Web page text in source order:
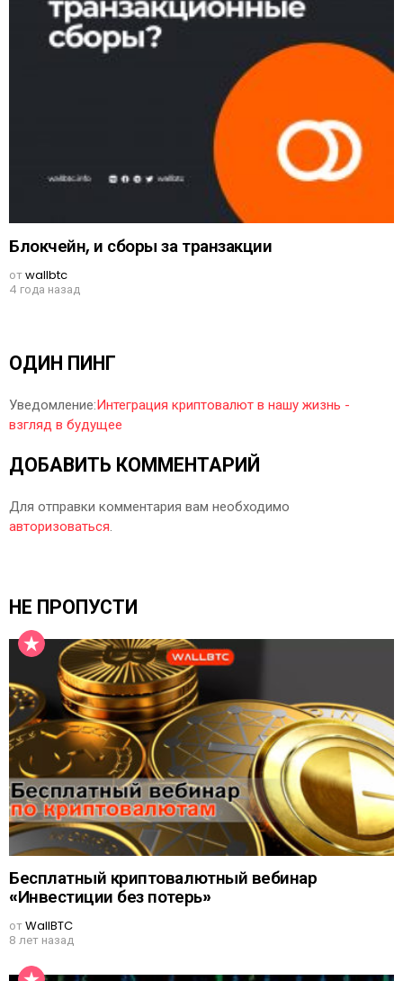
Блокчейн, и сборы за транзакции
отwallbtc
4 года назад
ОДИН ПИНГ
Уведомление:Интеграция криптовалют в нашу жизнь -
взгляд в будущее
ДОБАВИТЬ КОММЕНТАРИЙ
Для отправки комментария вам необходимо
авторизоваться.
НЕ ПРОПУСТИ
Бесплатный криптовалютный вебинар
«Инвестиции без потерь»
отWallBTC
8 лет назад